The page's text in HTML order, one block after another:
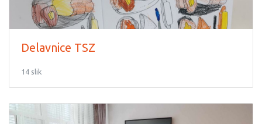
Delavnice TSZ
14 slik